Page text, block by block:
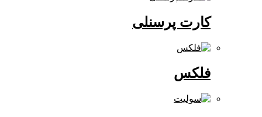
کارت پرسنلی